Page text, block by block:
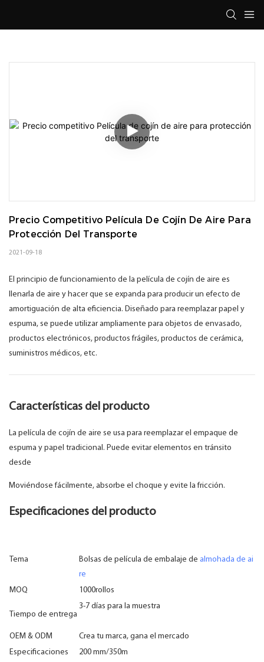
Precio Competitivo Película De Cojín De Aire Para
Protección Del Transporte
2021-09-18
El principio de funcionamiento de la película de cojín de aire es
llenarla de aire y hacer que se expanda para producir un efecto de
amortiguación de alta eficiencia. Diseñado para reemplazar papel y
espuma, se puede utilizar ampliamente para objetos de envasado,
productos electrónicos, productos frágiles, productos de cerámica,
suministros médicos, etc.
Características del producto
La película de cojín de aire se usa para reemplazar el empaque de
espuma y papel tradicional. Puede evitar elementos en tránsito
desde
Moviéndose fácilmente, absorbe el choque y evite la fricción.
Especificaciones del producto
Tema Bolsas de película de embalaje de almohada de ai
re
MOQ
1000rollos
Tiempo de entrega
3-7 días para la muestra
OEM & ODM
Crea tu marca, gana el mercado
Especificaciones
200 mm/350m